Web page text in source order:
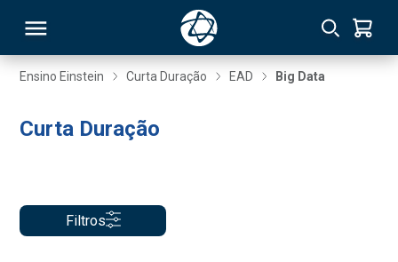
Ensino Einstein Curta Duração EAD Big Data
Curta Duração
Filtros